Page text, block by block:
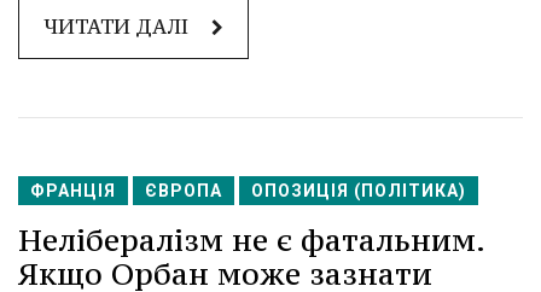
ЧИТАТИ ДАЛІ
ФРАНЦІЯ ЄВРОПА ОПОЗИЦІЯ (ПОЛІТИКА)
Нелібералізм не є фатальним.
Якщо Орбан може зазнати